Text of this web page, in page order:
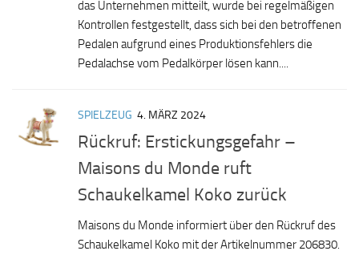
das Unternehmen mitteilt, wurde bei regelmäßigen
Kontrollen festgestellt, dass sich bei den betroffenen
Pedalen aufgrund eines Produktionsfehlers die
Pedalachse vom Pedalkörper lösen kann....
SPIELZEUG 4. MÄRZ 2024
Rückruf: Erstickungsgefahr –
Maisons du Monde ruft
Schaukelkamel Koko zurück
Maisons du Monde informiert über den Rückruf des
Schaukelkamel Koko mit der Artikelnummer 206830.